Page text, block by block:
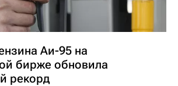
Аи-95 на
бирже обновила
рекорд